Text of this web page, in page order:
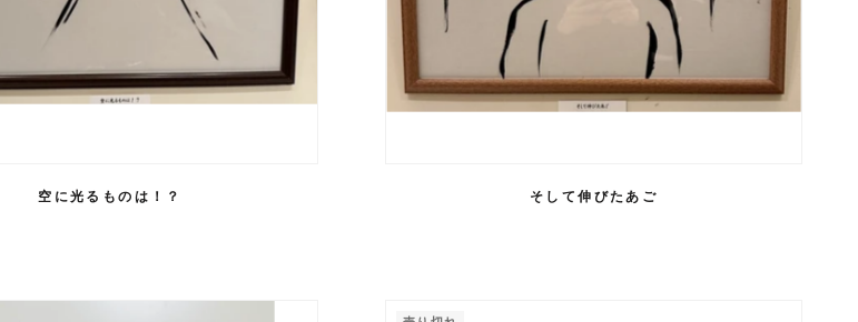
空に光るものは！？ そして伸びたあご